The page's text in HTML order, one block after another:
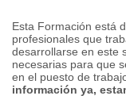
Esta Formación está
profesionales que
desarrollarse en este
necesarias para que
en el puesto de
información ya,